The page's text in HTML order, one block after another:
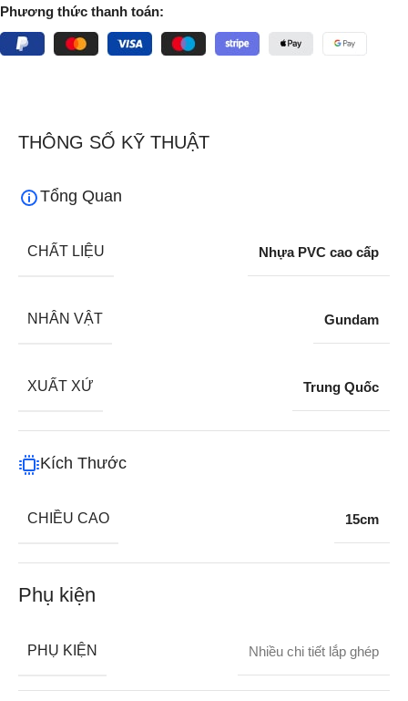
Phương thức thanh toán:
THÔNG SỐ KỸ THUẬT
Tổng Quan
CHẤT LIỆU Nhựa PVC cao cấp
NHÂN VẬT Gundam
XUẤT XỨ Trung Quốc
Kích Thước
CHIỀU CAO 15cm
Phụ kiện
PHỤ KIỆN Nhiều chi tiết lắp ghép